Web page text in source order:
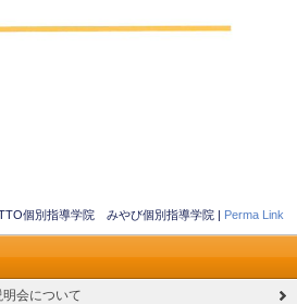
個別指導学院 みやび個別指導学院 | Perma Link
会について